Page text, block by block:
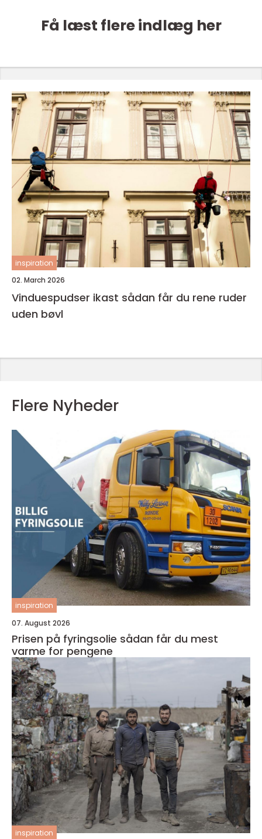
Få læst flere indlæg her
inspiration
02. March 2026
Vinduespudser ikast sådan får du rene ruder
uden bøvl
Flere Nyheder
inspiration
07. August 2026
Prisen på fyringsolie sådan får du mest
varme for pengene
inspiration